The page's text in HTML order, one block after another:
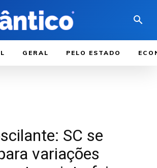
GERAL PELO ESTADO
SC se
variações